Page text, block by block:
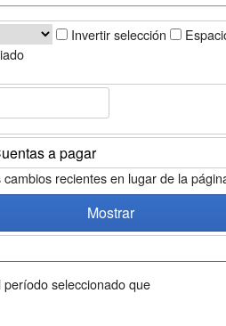
Invertir selección
cambios recientes en lugar de la
seleccionado que